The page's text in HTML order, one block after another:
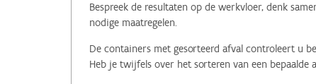
Bespreek de resultaten op de werkvloer, denk
nodige maatregelen.
De containers met gesorteerd afval controleert u
Heb je twijfels over het sorteren van een bepaalde